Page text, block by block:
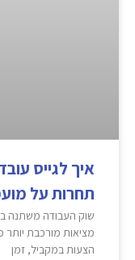
איך לגייס
תחרות על
שוק העבודה משתנה
מציאות מורכבת יותר
הצעות במקביל, זמן